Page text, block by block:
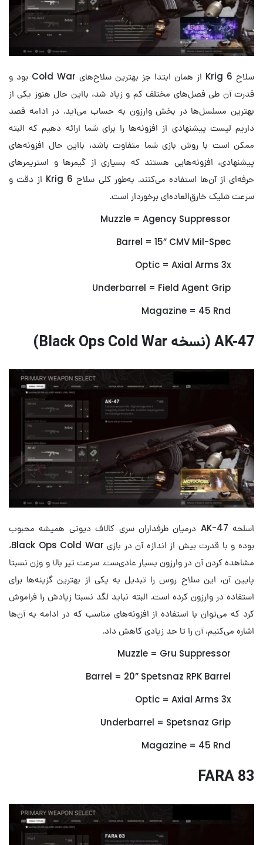
سلاح Krig 6 از همان ابتدا جز بهترین سلاح‌های Cold War بود و
قدرت آن طی فصل‌های مختلف کم و زیاد شد، بااین حال هنوز یکی از
بهترین مسلسل‌ها در بخش وارزون به حساب می‌آید. در ادامه قصد
داریم لیست پیشنهادی از افزونه‌ها را برای شما ارائه دهیم که البته
ممکن است با روش بازی شما متفاوت باشد، بااین حال افزونه‌های
پیشنهادی، افزونه‌هایی هستند که بسیاری از گیمرها و استریمرهای
حرفه‌ای از آن‌ها استفاده می‌کنند. به‌طور کلی سلاح Krig 6 از دقت و
سرعت شلیک خارق‌العاده‌ای برخوردار است.
Muzzle = Agency Suppressor
Barrel = 15” CMV Mil-Spec
Optic = Axial Arms 3x
Underbarrel = Field Agent Grip
Magazine = 45 Rnd
AK-47 (نسخه Black Ops Cold War)
اسلحه AK-47 درمیان طرفداران سری کالاف دیوتی همیشه محبوب
بوده و با قدرت بیش از اندازه آن در بازی Black Ops Cold War،
مشاهده کردن آن در وارزون بسیار عادی‌ست. سرعت تیر بالا و وزن نسبتا
پایین آن، این سلاح روس را تبدیل به یکی از بهترین گزینه‌ها برای
استفاده در وارزون کرده است. البته نباید لگد نسبتا زیادش را فراموش
کرد که می‌توان با استفاده از افزونه‌های مناسب که در ادامه به آن‌ها
اشاره می‌کنیم، آن را تا حد زیادی کاهش داد.
Muzzle = Gru Suppressor
Barrel = 20” Spetsnaz RPK Barrel
Optic = Axial Arms 3x
Underbarrel = Spetsnaz Grip
Magazine = 45 Rnd
FARA 83